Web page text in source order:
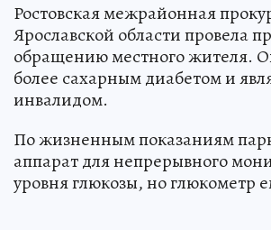
Ростовская межрайонная
Ярославской области провела
обращению местного жителя.
более сахарным диабетом и
инвалидом.
По жизненным показаниям
аппарат для непрерывного
уровня глюкозы, но глюкометр